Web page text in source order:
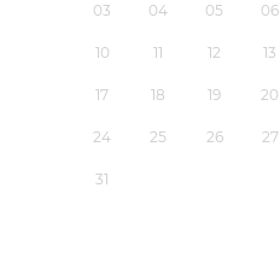
03 04 05 06
10 11 12 13
17 18 19 20
24 25 26 27
31